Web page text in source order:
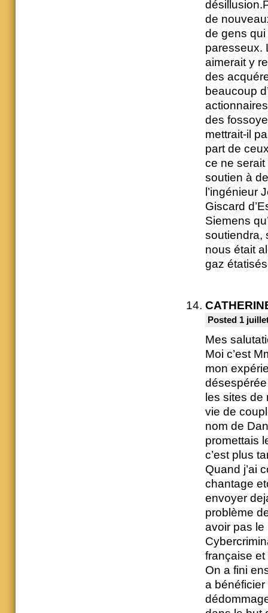
de
de gens
paresseux.
aimerait y
des
beaucoup
des
mettrait-il
part de
ce ne
soutien à
l’ingénieur
Giscard
Siemens
soutiendra,
nous était
gaz
Posted 1
Mes
Moi c’est
mon
les sites
vie de
nom de
promettais
c’est plus
Quand j’ai
chantage
envoyer
problème
avoir pas le
française et
On a fini
a bénéficier